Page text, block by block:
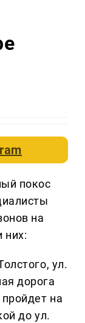
покос
на
них:
ул.
дорога
на
до ул.